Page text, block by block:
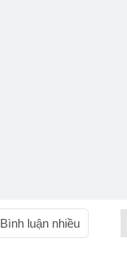
Bình luận nhiều